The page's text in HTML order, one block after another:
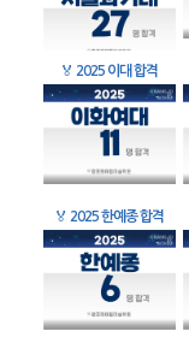
🏅 2025 이대 합격
🏅 2025 한예종 합격